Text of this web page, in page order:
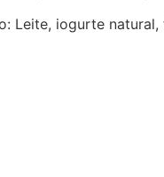
Leite, iogurte